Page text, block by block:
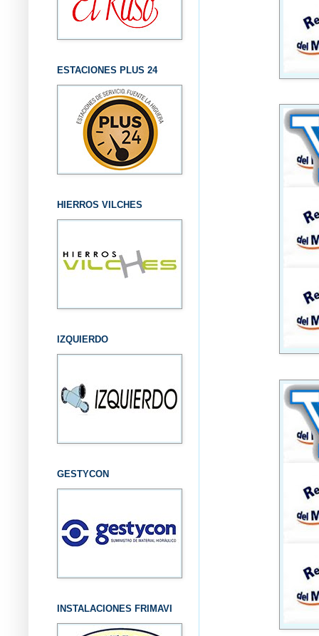
ESTACIONES PLUS 24
HIERROS VILCHES
IZQUIERDO
GESTYCON
INSTALACIONES FRIMAVI